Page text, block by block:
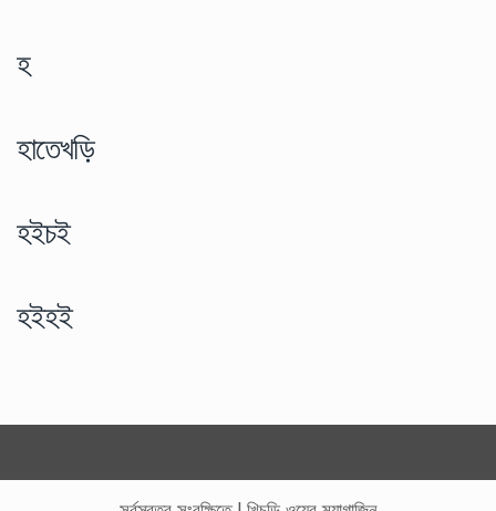
হ
হাতেখড়ি
হইচই
হইহই